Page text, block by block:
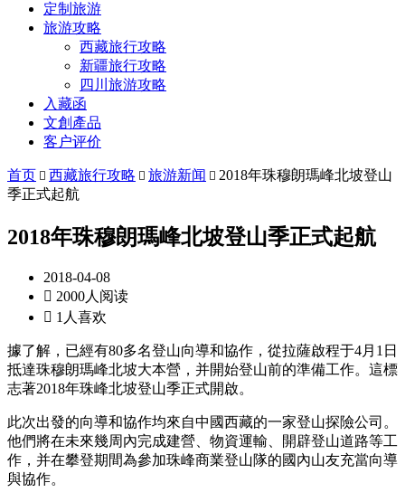
定制旅游
旅游攻略
西藏旅行攻略
新疆旅行攻略
四川旅游攻略
入藏函
文創產品
客户评价
首页  西藏旅行攻略  旅游新闻  2018年珠穆朗瑪峰北坡登山
季正式起航
2018年珠穆朗瑪峰北坡登山季正式起航
2018-04-08
 2000人阅读
 1人喜欢
據了解，已經有80多名登山向導和協作，從拉薩啟程于4月1日
抵達珠穆朗瑪峰北坡大本營，并開始登山前的準備工作。這標
志著2018年珠峰北坡登山季正式開啟。
此次出發的向導和協作均來自中國西藏的一家登山探險公司。
他們將在未來幾周內完成建營、物資運輸、開辟登山道路等工
作，并在攀登期間為參加珠峰商業登山隊的國內山友充當向導
與協作。